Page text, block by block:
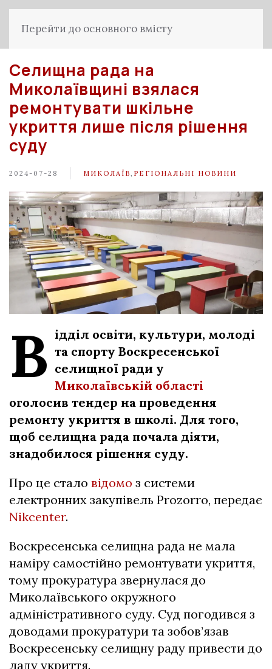
Перейти до основного вмісту
Селищна рада на
Миколаївщині взялася
ремонтувати шкільне
укриття лише після рішення
суду
2024-07-28 МИКОЛАЇВ РЕГІОНАЛЬНІ НОВИНИ
В ідділ освіти, культури, молоді
та спорту Воскресенської
селищної ради у
Миколаївській області
оголосив тендер на проведення
ремонту укриття в школі. Для того,
щоб селищна рада почала діяти,
знадобилося рішення суду.
Про це стало відомо з системи
електронних закупівель Prozorro, передає
Nikcenter.
Воскресенська селищна рада не мала
наміру самостійно ремонтувати укриття,
тому прокуратура звернулася до
Миколаївського окружного
адміністративного суду. Суд погодився з
доводами прокуратури та зобов’язав
Воскресенську селищну раду привести до
ладу укриття.